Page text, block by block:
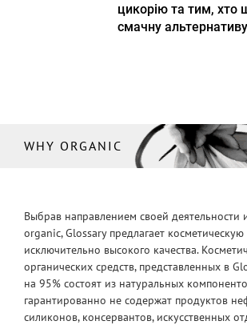
цикорію та тим, хто
смачну
WHY ORGANIC
Выбрав направлением своей деятельности
organic, Glossary предлагает
исключительно высокого качества.
органических средств, представленных в
на 95% состоят из натуральных
гарантированно не содержат продуктов
силиконов, консервантов, искусственных